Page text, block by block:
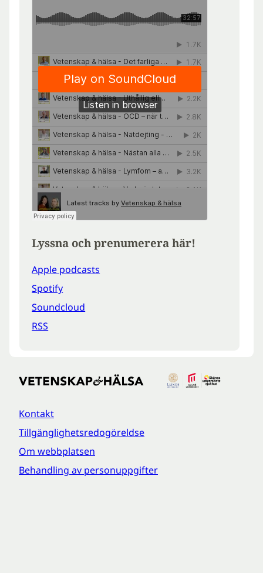
Lyssna och prenumerera här!
Apple podcasts
Spotify
Soundcloud
RSS
Kontakt
Tillgänglighetsredogöreldse
Om webbplatsen
Behandling av personuppgifter